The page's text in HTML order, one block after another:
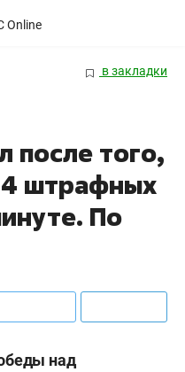
в закладки
после того,
штрафных
По
над